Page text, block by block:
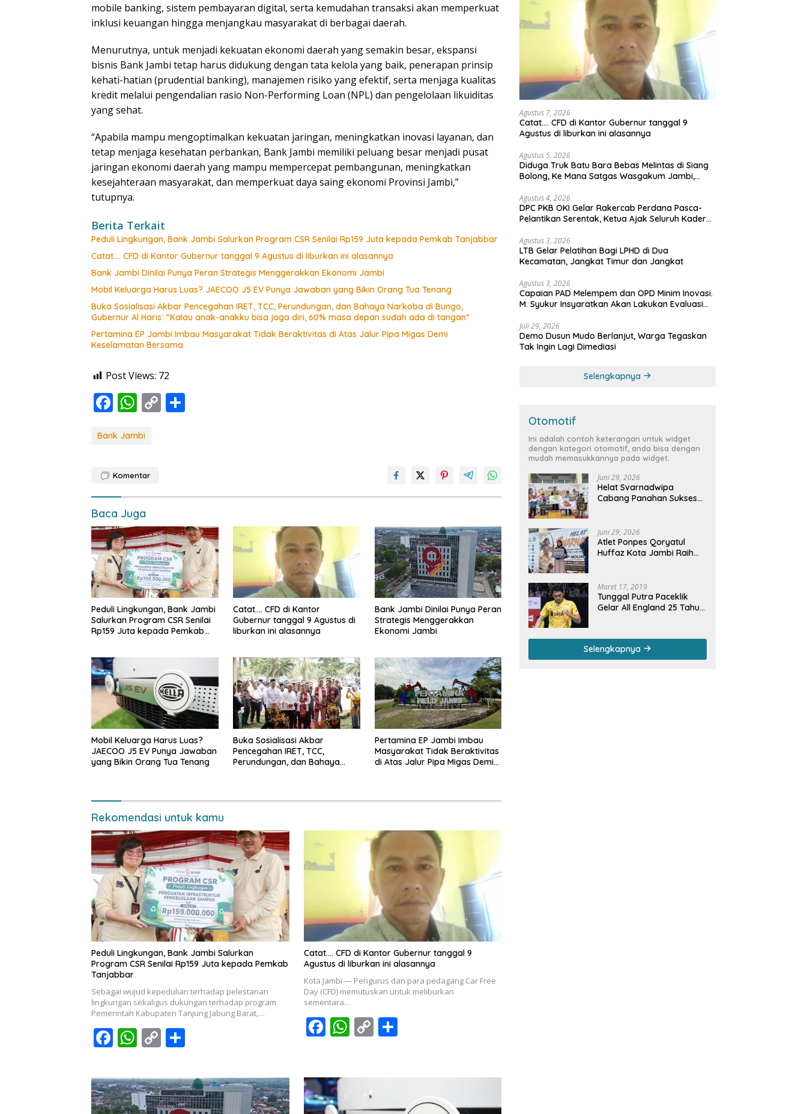
mobile banking, sistem pembayaran digital, serta kemudahan transaksi akan memperkuat
inklusi keuangan hingga menjangkau masyarakat di berbagai daerah.
Menurutnya, untuk menjadi kekuatan ekonomi daerah yang semakin besar, ekspansi
bisnis Bank Jambi tetap harus didukung dengan tata kelola yang baik, penerapan prinsip
kehati-hatian (prudential banking), manajemen risiko yang efektif, serta menjaga kualitas
kredit melalui pengendalian rasio Non-Performing Loan (NPL) dan pengelolaan likuiditas
yang sehat.
“Apabila mampu mengoptimalkan kekuatan jaringan, meningkatkan inovasi layanan, dan
tetap menjaga kesehatan perbankan, Bank Jambi memiliki peluang besar menjadi pusat
jaringan ekonomi daerah yang mampu mempercepat pembangunan, meningkatkan
kesejahteraan masyarakat, dan memperkuat daya saing ekonomi Provinsi Jambi,”
tutupnya.
Berita Terkait
Peduli Lingkungan, Bank Jambi Salurkan Program CSR Senilai Rp159 Juta kepada Pemkab Tanjabbar
Catat…. CFD di Kantor Gubernur tanggal 9 Agustus di liburkan ini alasannya
Bank Jambi Dinilai Punya Peran Strategis Menggerakkan Ekonomi Jambi
Mobil Keluarga Harus Luas? JAECOO J5 EV Punya Jawaban yang Bikin Orang Tua Tenang
Buka Sosialisasi Akbar Pencegahan IRET, TCC, Perundungan, dan Bahaya Narkoba di Bungo,
Gubernur Al Haris: “Kalau anak-anakku bisa jaga diri, 60% masa depan sudah ada di tangan”
Pertamina EP Jambi Imbau Masyarakat Tidak Beraktivitas di Atas Jalur Pipa Migas Demi
Keselamatan Bersama
Post Views: 72
F
e
o
o
k
W
at
A
p
p
C
n
Bank Jambi
Komentar
Baca Juga
Peduli Lingkungan, Bank Jambi
Salurkan Program CSR Senilai
Rp159 Juta kepada Pemkab
Catat…. CFD di Kantor
Gubernur tanggal 9 Agustus di
liburkan ini alasannya
Bank Jambi Dinilai Punya Peran
Strategis Menggerakkan
Ekonomi Jambi
Mobil Keluarga Harus Luas?
JAECOO J5 EV Punya Jawaban
yang Bikin Orang Tua Tenang
Buka Sosialisasi Akbar
Pencegahan IRET, TCC,
Perundungan, dan Bahaya
depan sudah ada di tangan”
Pertamina EP Jambi Imbau
Masyarakat Tidak Beraktivitas
di Atas Jalur Pipa Migas Demi
Rekomendasi untuk kamu
Peduli Lingkungan, Bank Jambi Salurkan
Program CSR Senilai Rp159 Juta kepada Pemkab
Tanjabbar
Sebagai wujud kepedulian terhadap pelestarian
lingkungan sekaligus dukungan terhadap program
Pemerintah Kabupaten Tanjung Jabung Barat,…
F
e
b
W
at
s
C
p
y
ar
e
Catat…. CFD di Kantor Gubernur tanggal 9
Agustus di liburkan ini alasannya
Kota Jambi — Pengurus dan para pedagang Car Free
Day (CFD) memutuskan untuk meliburkan
sementara…
F
b
o
W
s
A
C
Li
S
Agustus 7, 2026
Catat…. CFD di Kantor Gubernur tanggal 9
Agustus di liburkan ini alasannya
Agustus 5, 2026
Diduga Truk Batu Bara Bebas Melintas di Siang
Bolong, Ke Mana Satgas Wasgakum Jambi,
Agustus 4, 2026
DPC PKB OKI Gelar Rakercab Perdana Pasca-
Pelantikan Serentak, Ketua Ajak Seluruh Kader
Agustus 3, 2026
LTB Gelar Pelatihan Bagi LPHD di Dua
Kecamatan, Jangkat Timur dan Jangkat
Agustus 3, 2026
Capaian PAD Melempem dan OPD Minim Inovasi.
M. Syukur Insyaratkan Akan Lakukan Evaluasi
Juli 29, 2026
Demo Dusun Mudo Berlanjut, Warga Tegaskan
Tak Ingin Lagi Dimediasi
Selengkapnya
Otomotif
Ini adalah contoh keterangan untuk widget
dengan kategori otomotif, anda bisa dengan
mudah memasukkannya pada widget.
Juni 29, 2026
Helat Svarnadwipa
Cabang Panahan Sukses
Apresiasi
Juni 29, 2026
Atlet Ponpes Qoryatul
Huffaz Kota Jambi Raih
Maret 17, 2019
Tunggal Putra Paceklik
Gelar All England 25 Tahun,
Selengkapnya